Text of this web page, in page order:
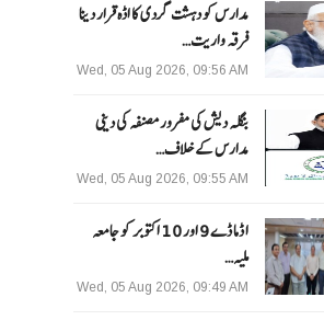
مدارس کو دہشت گردی کا اڈہ قرار دینا
فرقہ واریت…
Wed, 05 Aug 2026, 09:56 AM
بنگلہ دیش کی مفرور مصنفہ کی دینی
مدارس کے خلاف…
Wed, 05 Aug 2026, 09:55 AM
ا ڈما ڈے 9 اور 10 اکتوبر کو جامعہ
ملیہ…
Wed, 05 Aug 2026, 09:49 AM